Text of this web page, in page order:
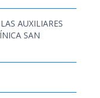
AUXILIARES
SAN